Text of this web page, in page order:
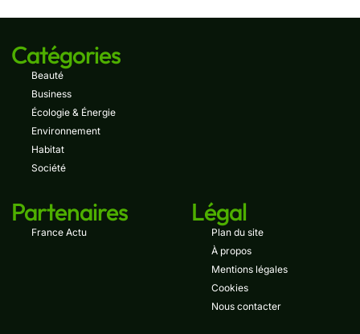
Catégories
Beauté
Business
Écologie & Énergie
Environnement
Habitat
Société
Partenaires
France Actu
Légal
Plan du site
À propos
Mentions légales
Cookies
Nous contacter